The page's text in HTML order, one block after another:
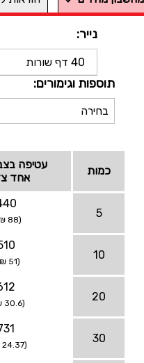
נייר:
40 דף שורות
תוספות וגימורים:
בחירה
כמות
עטיפה
אחד
5
₪
(88 ₪ ליח')
10
₪
(51 ₪ ליח')
20
₪
(30.6 ₪ ליח')
30
₪
(24.37 ₪ ליח')